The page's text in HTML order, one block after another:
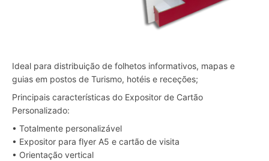
Ideal para distribuição de folhetos informativos, mapas e
guias em postos de Turismo, hotéis e receções;
Principais características do Expositor de Cartão
Personalizado:
• Totalmente personalizável
• Expositor para flyer A5 e cartão de visita
• Orientação vertical